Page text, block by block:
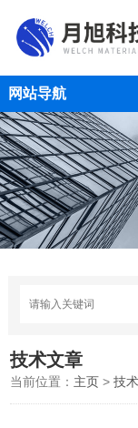
网站导航
技术文章
当前位置： 主页 >技